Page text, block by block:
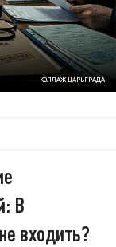
КОЛЛАЖ ЦАРЬГРАДА
В
входить?